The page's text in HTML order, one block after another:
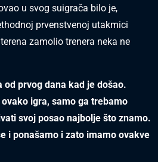
u svog suigrača bilo je,
prvenstvenoj utakmici
zamolio trenera neka ne
od prvog dana kad je došao.
igra, samo ga trebamo
svoj posao najbolje što znamo.
i ponašamo i zato imamo ovakve